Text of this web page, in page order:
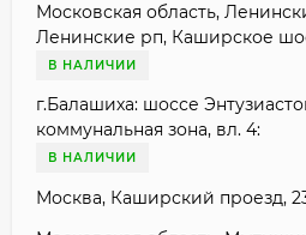
Московская область,
Ленинские рп, Каширское
В НАЛИЧИИ
г.Балашиха: шоссе
коммунальная зона, вл. 4:
В НАЛИЧИИ
Москва, Каширский проезд,